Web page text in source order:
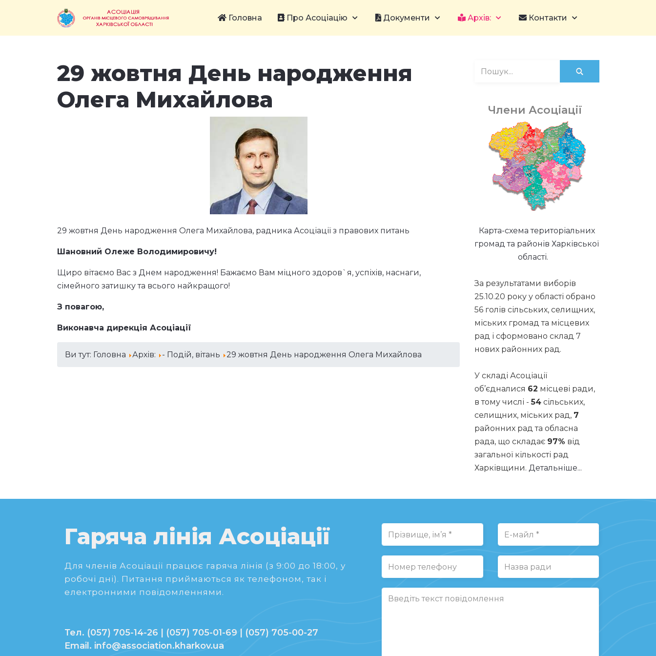
Головна Про Асоціацію Документи Архів: Контакти
29 жовтня День народження
Олега Михайлова
29 жовтня День народження Олега Михайлова, радника Асоціації з правових питань
Шановний Олеже Володимировичу!
Щиро вітаємо Вас з Днем народження! Бажаємо Вам міцного здоров`я, успіхів, наснаги,
сімейного затишку та всього найкращого!
З повагою,
Виконавча дирекція Асоціації
Ви тут: Головна Архів: - Подій, вітань 29 жовтня День народження Олега Михайлова
Члени Асоціації
Карта-схема територіальних
громад та районів Харківської
області.
За результатами виборів
25.10.20 року у області обрано
56 голів сільських, селищних,
міських громад та місцевих
рад і сформовано склад 7
нових районних рад.
У складі Асоціації
об’єдналися 62 місцеві ради,
в тому числі -54 сільських,
селищних, міських рад, 7
районних рад та обласна
рада, що складає 97% від
загальної кількості рад
Харківщини. Детальніше...
Гаряча лінія Асоціації
Для членів Асоціації працює гаряча лінія (з 9:00 до 18:00, у
робочі дні). Питання приймаються як телефоном, так і
електронними повідомленнями.
Тел. (057) 705-14-26 | (057) 705-01-69 | (057) 705-00-27
Email. info@association.kharkov.ua